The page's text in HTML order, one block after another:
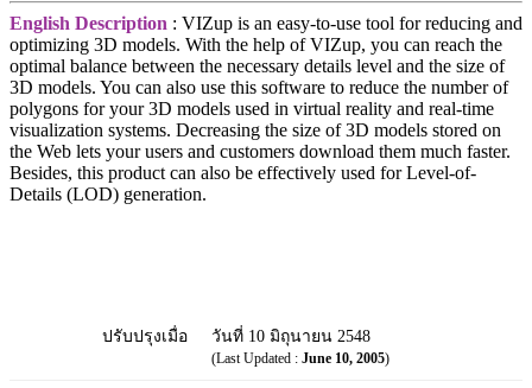
English Description : VIZup is an easy-to-use tool for reducing and
optimizing 3D models. With the help of VIZup, you can reach the
optimal balance between the necessary details level and the size of
3D models. You can also use this software to reduce the number of
polygons for your 3D models used in virtual reality and real-time
visualization systems. Decreasing the size of 3D models stored on
the Web lets your users and customers download them much faster.
Besides, this product can also be effectively used for Level-of-
Details (LOD) generation.
ปรับปรุงเมื่อ วันที่ 10 มิถุนายน 2548
(Last Updated : June 10, 2005)